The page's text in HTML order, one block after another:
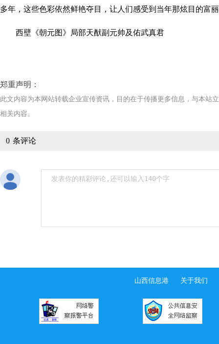
多年，这些色彩依然鲜艳夺目，让人们感受到当年那炫目的富
西壁《朝元图》局部天猷副元帅及佑武真君
郑重声明：
此文内容为本网站转载企业宣传资讯，目的在于传播更多信息，与本站
相关内容。
0 条评论
山西信息港 关于我们